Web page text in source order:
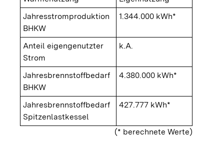
Jahresstromproduktion
BHKW
1.344.000 kWh*
Anteil eigengenutzter
Strom
k.A.
Jahresbrennstoffbedarf
BHKW
4.380.000 kWh*
Jahresbrennstoffbedarf
Spitzenlastkessel
427.777 kWh*
(* berechnete Werte)